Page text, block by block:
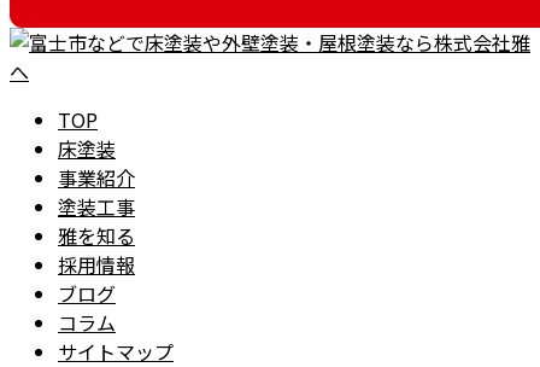
TOP
床塗装
事業紹介
塗装工事
雅を知る
採用情報
ブログ
コラム
サイトマップ